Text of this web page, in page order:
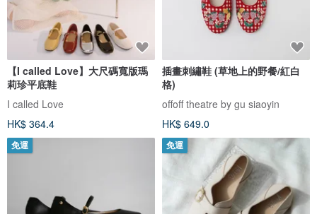
【I called Love】大尺碼寬版瑪
莉珍平底鞋
I called Love
HK$ 364.4
插畫刺繡鞋 (草地上的野餐/紅白
格)
offoff theatre by gu siaoyin
HK$ 649.0
免運 免運